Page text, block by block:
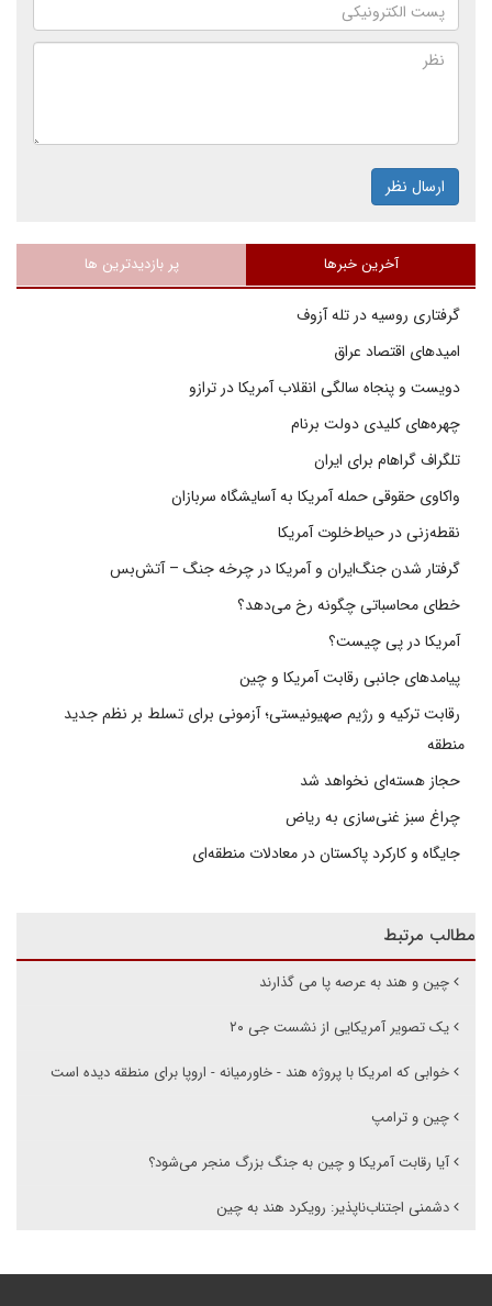
ارسال نظر
آخرین خبرها پر بازدیدترین ها
گرفتاری روسیه در تله آزوف
امیدهای اقتصاد عراق
دویست و پنجاه سالگی انقلاب آمریکا در ترازو
چهره‌های کلیدی دولت برنام
تلگراف گراهام برای ایران
واکاوی حقوقی حمله آمریکا به آسایشگاه سربازان
نقطه‌زنی در حیاط‌خلوت آمریکا
گرفتار شدن جنگ‌ایران و آمریکا در چرخه جنگ – آتش‌بس
خطای محاسباتی چگونه رخ می‌دهد؟
آمریکا در پی چیست؟
پیامدهای جانبی رقابت آمریکا و چین
رقابت ترکیه و رژیم صهیونیستی؛ آزمونی برای تسلط بر نظم جدید
منطقه
حجاز هسته‌ای نخواهد شد
چراغ سبز غنی‌سازی به ریاض
جایگاه و کارکرد پاکستان در معادلات منطقه‌ای
مطالب مرتبط
چین و هند به عرصه پا می گذارند
یک تصویر آمریکایی از نشست جی ۲۰
خوابی که امریکا با پروژه هند - خاورمیانه - اروپا برای منطقه دیده است
چین و ترامپ
آیا رقابت آمریکا و چین به جنگ بزرگ منجر می‌شود؟
دشمنی اجتناب‌ناپذیر: رویکرد هند به چین